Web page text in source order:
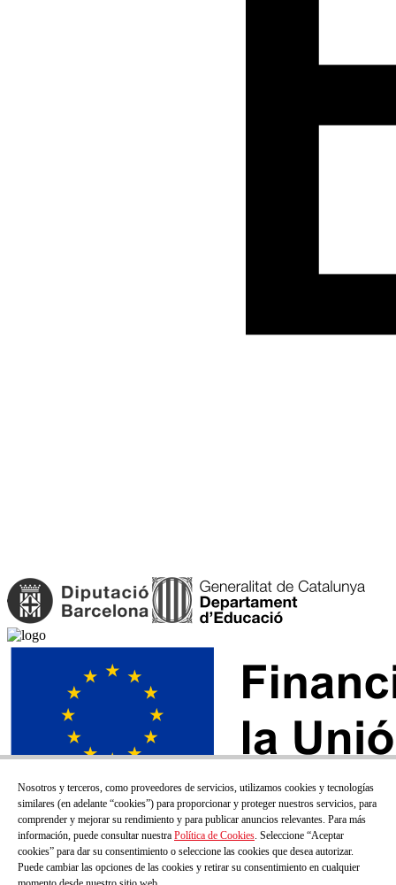
Nosotros y terceros, como proveedores de servicios, utilizamos cookies y tecnologías
similares (en adelante “cookies”) para proporcionar y proteger nuestros servicios, para
comprender y mejorar su rendimiento y para publicar anuncios relevantes. Para más
información, puede consultar nuestra Política de Cookies. Seleccione “Aceptar
cookies” para dar su consentimiento o seleccione las cookies que desea autorizar.
Puede cambiar las opciones de las cookies y retirar su consentimiento en cualquier